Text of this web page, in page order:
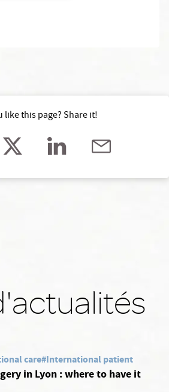
like this page? Share it!
care#International patient
in Lyon : where to have it